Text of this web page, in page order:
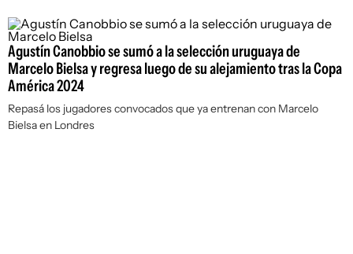
Agustín Canobbio se sumó a la selección uruguaya de
Marcelo Bielsa y regresa luego de su alejamiento tras la Copa
América 2024
Repasá los jugadores convocados que ya entrenan con Marcelo
Bielsa en Londres